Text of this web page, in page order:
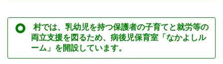
村では、乳幼児を持つ保護者の子育てと就労等の
両立支援を図るため、病後児保育室「なかよしル
ーム」を開設しています。